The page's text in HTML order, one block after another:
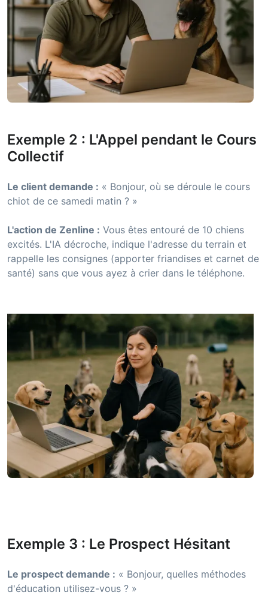
Exemple 2 : L'Appel pendant le Cours
Collectif
Le client demande : « Bonjour, où se déroule le cours
chiot de ce samedi matin ? »
L'action de Zenline : Vous êtes entouré de 10 chiens
excités. L'IA décroche, indique l'adresse du terrain et
rappelle les consignes (apporter friandises et carnet de
santé) sans que vous ayez à crier dans le téléphone.
Exemple 3 : Le Prospect Hésitant
Le prospect demande : « Bonjour, quelles méthodes
d'éducation utilisez-vous ? »